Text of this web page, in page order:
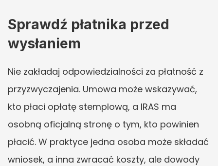
Sprawdź płatnika przed
wysłaniem
Nie zakładaj odpowiedzialności za płatność z
przyzwyczajenia. Umowa może wskazywać,
kto płaci opłatę stemplową, a IRAS ma
osobną oficjalną stronę o tym, kto powinien
płacić. W praktyce jedna osoba może składać
wniosek, a inna zwracać koszty, ale dowody